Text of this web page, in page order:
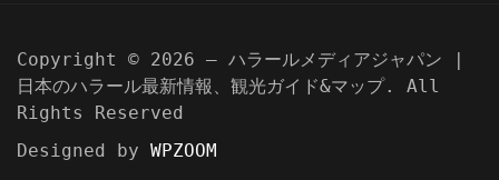
Copyright © 2026 — ハラールメディアジャパン |
日本のハラール最新情報、観光ガイド&マップ. All
Rights Reserved
Designed by WPZOOM